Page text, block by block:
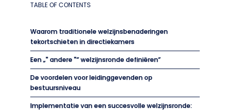
TABLE OF CONTENTS
Waarom traditionele welzijnsbenaderingen
tekortschieten in directiekamers
Een „" andere "” welzijnsronde definiëren”
De voordelen voor leidinggevenden op
bestuursniveau
Implementatie van een succesvolle welzijnsronde: